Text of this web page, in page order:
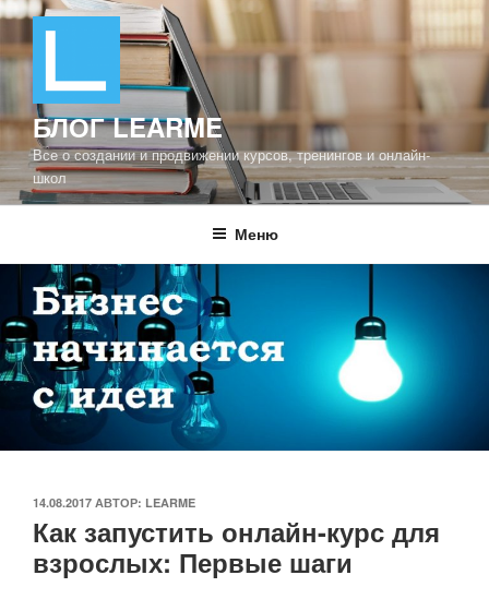
Перейти
содержимому
БЛОГ LEARME
Все о создании и продвижении курсов, тренингов и онлайн-
школ
Меню
ОПУБЛИКОВАНО
14.08.2017 АВТОР: LEARME
Как запустить онлайн-курс для
взрослых: Первые шаги